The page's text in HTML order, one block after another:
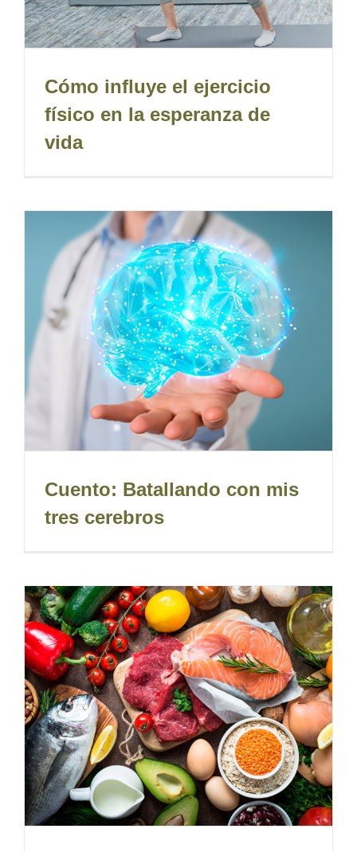
Cómo influye el ejercicio
físico en la esperanza de
vida
Cuento: Batallando con mis
tres cerebros